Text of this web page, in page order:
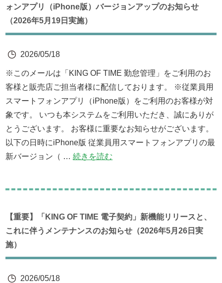
ォンアプリ（iPhone版）バージョンアップのお知らせ
（2026年5月19日実施）
2026/05/18
※このメールは「KING OF TIME 勤怠管理」をご利用のお
客様と販売店ご担当者様に配信しております。 ※従業員用
スマートフォンアプリ（iPhone版）をご利用のお客様が対
象です。 いつも本システムをご利用いただき、誠にありが
とうございます。 お客様に重要なお知らせがございます。
以下の日時にiPhone版 従業員用スマートフォンアプリの最
新バージョン（ …続きを読む
【重要】「KING OF TIME 電子契約」新機能リリースと、
これに伴うメンテナンスのお知らせ（2026年5月26日実
施）
2026/05/18